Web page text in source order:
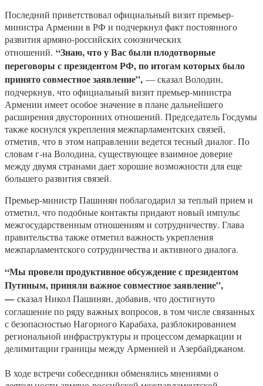
Последний приветствовал официальный визит премьер-
министра Армении в РФ и подчеркнул факт постоянного
развития армяно-российских союзнических
отношений. “Знаю, что у Вас были плодотворные
переговоры с президентом РФ, по итогам которых было
принято совместное заявление”, — сказал Володин,
подчеркнув, что официальный визит премьер-министра
Армении имеет особое значение в плане дальнейшего
расширения двусторонних отношений. Председатель Госдумы
также коснулся укрепления межпарламентских связей,
отметив, что в этом направлении ведется тесный диалог. По
словам г-на Володина, существующее взаимное доверие
между двумя странами дает хорошие возможности для еще
большего развития связей.
Премьер-министр Пашинян поблагодарил за теплый прием и
отметил, что подобные контакты придают новый импульс
межгосударственным отношениям и сотрудничеству. Глава
правительства также отметил важность укрепления
межпарламентского сотрудничества и активного диалога.
“Мы провели продуктивное обсуждение с президентом
Путиным, приняли важное совместное заявление”,
— сказал Никол Пашинян, добавив, что достигнуто
соглашение по ряду важных вопросов, в том числе связанных
с безопасностью Нагорного Карабаха, разблокированием
региональной инфраструктуры и процессом демаркации и
делимитации границы между Арменией и Азербайджаном.
В ходе встречи собеседники обменялись мнениями о